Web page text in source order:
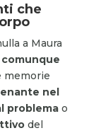
che
a Maura
memorie
nel
problema o
del